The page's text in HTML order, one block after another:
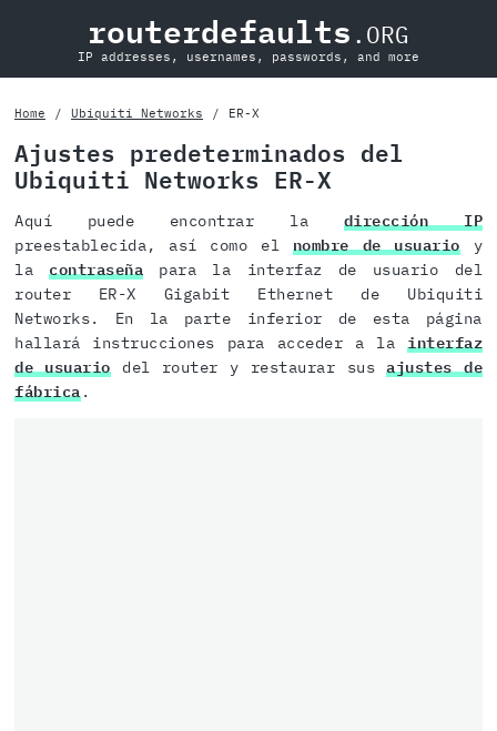
routerdefaults .ORG
IP addresses, usernames, passwords, and more
Home Ubiquiti Networks ER-X
Ajustes predeterminados del
Ubiquiti Networks ER-X
Aquí puede encontrar la dirección IP
preestablecida, así como el nombre de usuarioy
lacontraseña para la interfaz de usuario del
router ER-X Gigabit Ethernet de Ubiquiti
Networks. En la parte inferior de esta página
hallará instrucciones para acceder a la interfaz
de usuariodel router y restaurar susajustes de
fábrica.